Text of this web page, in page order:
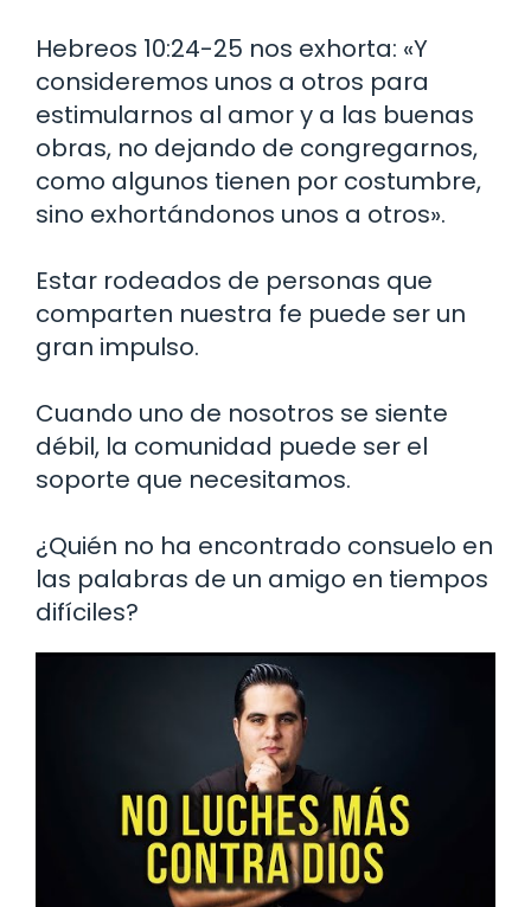
Hebreos 10:24-25 nos exhorta: «Y
consideremos unos a otros para
estimularnos al amor y a las buenas
obras, no dejando de congregarnos,
como algunos tienen por costumbre,
sino exhortándonos unos a otros».
Estar rodeados de personas que
comparten nuestra fe puede ser un
gran impulso.
Cuando uno de nosotros se siente
débil, la comunidad puede ser el
soporte que necesitamos.
¿Quién no ha encontrado consuelo en
las palabras de un amigo en tiempos
difíciles?